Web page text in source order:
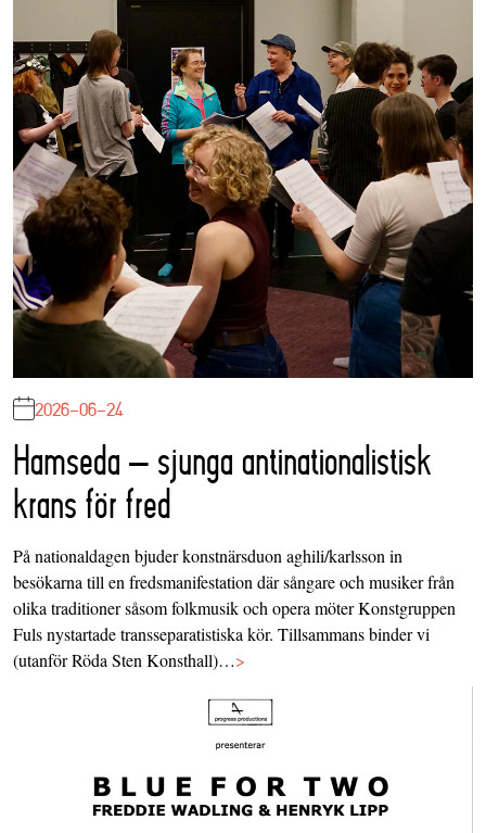
2026-06-24
Hamseda – sjunga antinationalistisk
krans för fred
På nationaldagen bjuder konstnärsduon aghili/karlsson in
besökarna till en fredsmanifestation där sångare och musiker från
olika traditioner såsom folkmusik och opera möter Konstgruppen
Fuls nystartade transseparatistiska kör. Tillsammans binder vi
(utanför Röda Sten Konsthall)…>